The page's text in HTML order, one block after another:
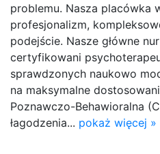
problemu. Nasza placówka
profesjonalizm,
podejście. Nasze główne
certyfikowani
sprawdzonych naukowo
na maksymalne
Poznawczo-Behawioralna
łagodzenia... pokaż więcej »